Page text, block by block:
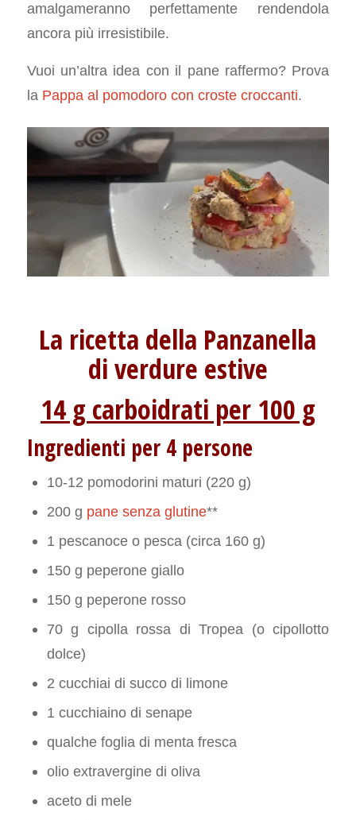
amalgameranno perfettamente rendendola
ancora più irresistibile.
Vuoi un’altra idea con il pane raffermo? Prova
la Pappa al pomodoro con croste croccanti.
La ricetta della Panzanella
di verdure estive
14 g carboidrati per 100 g
Ingredienti per 4 persone
10-12 pomodorini maturi (220 g)
200 g pane senza glutine**
1 pescanoce o pesca (circa 160 g)
150 g peperone giallo
150 g peperone rosso
70 g cipolla rossa di Tropea (o cipollotto
dolce)
2 cucchiai di succo di limone
1 cucchiaino di senape
qualche foglia di menta fresca
olio extravergine di oliva
aceto di mele